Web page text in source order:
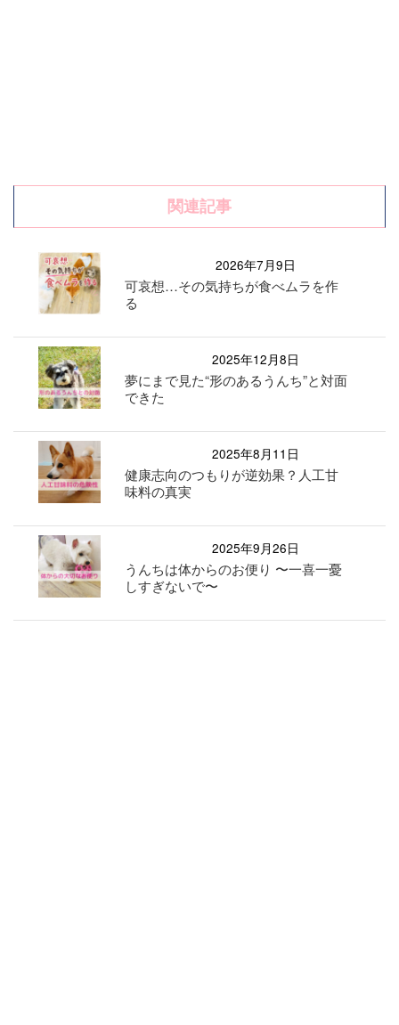
関連記事
2026年7月9日
可哀想…その気持ちが食べムラを作
る
2025年12月8日
夢にまで見た“形のあるうんち”と対面
できた
2025年8月11日
健康志向のつもりが逆効果？人工甘
味料の真実
2025年9月26日
うんちは体からのお便り 〜一喜一憂
しすぎないで〜